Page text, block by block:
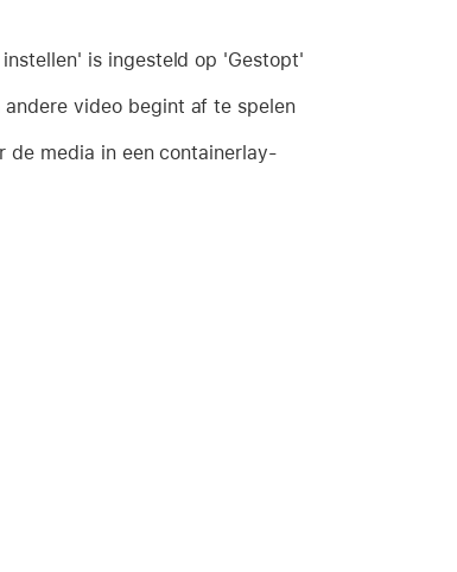
is ingesteld op 'Gestopt'
video begint af te spelen
de media in een containerlay-